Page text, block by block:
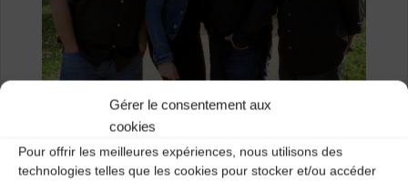
Gérer le consentement aux
cookies
Pour offrir les meilleures expériences, nous utilisons des
technologies telles que les cookies pour stocker et/ou accéder
Previous image